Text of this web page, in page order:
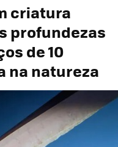
criatura
profundezas
de 10
na natureza